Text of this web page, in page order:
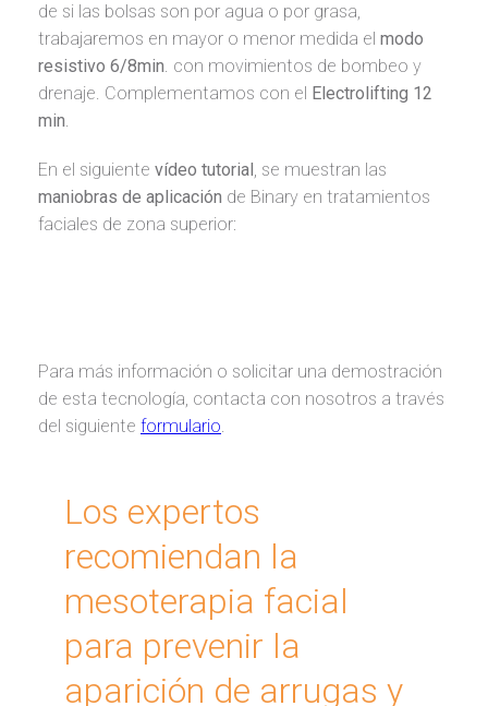
de si las bolsas son por agua o por grasa,
trabajaremos en mayor o menor medida el modo
resistivo 6/8min. con movimientos de bombeo y
drenaje. Complementamos con el Electrolifting 12
min.
En el siguiente vídeo tutorial, se muestran las
maniobras de aplicación de Binary en tratamientos
faciales de zona superior:
Para más información o solicitar una demostración
de esta tecnología, contacta con nosotros a través
del siguiente formulario.
Los expertos
recomiendan la
mesoterapia facial
para prevenir la
aparición de arrugas y